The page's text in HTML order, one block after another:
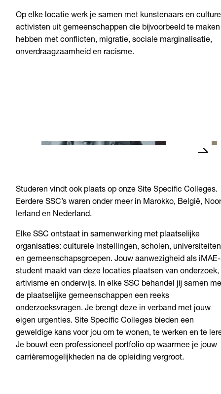
Op elke locatie werk je samen met kunstenaars en
activisten uit gemeenschappen die bijvoorbeeld te maken
hebben met conflicten, migratie, sociale marginalisatie,
onverdraagzaamheid en racisme.
Studeren vindt ook plaats op onze Site Specific Colleges.
Eerdere SSC’s waren onder meer in Marokko, België,
Ierland en Nederland.
Elke SSC ontstaat in samenwerking met plaatselijke
organisaties: culturele instellingen, scholen, universiteiten
en gemeenschapsgroepen. Jouw aanwezigheid als iMAE-
student maakt van deze locaties plaatsen van onderzoek,
artivisme en onderwijs. In elke SSC behandel jij samen
de plaatselijke gemeenschappen een reeks
onderzoeksvragen. Je brengt deze in verband met jouw
eigen urgenties. Site Specific Colleges bieden een
geweldige kans voor jou om te wonen, te werken en te
Je bouwt een professioneel portfolio op waarmee je jouw
carrièremogelijkheden na de opleiding vergroot.